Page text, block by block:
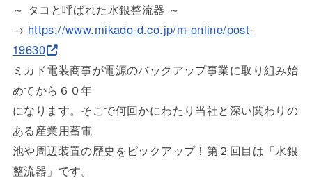
～ タコと呼ばれた水銀整流器 ～
→ https://www.mikado-d.co.jp/m-online/post-
19630
ミカド電装商事が電源のバックアップ事業に取り組み始
めてから６ ０年
になります。そこで何回かにわたり当社と深い関わりの
ある産業用蓄電
池や周辺装置の歴史をピックアップ！第２回目は「水銀
整流器」です。